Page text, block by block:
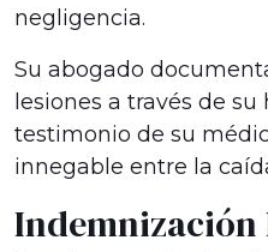
negligencia.
Su abogado
lesiones a través de
testimonio de su
innegable entre la
Indemnización